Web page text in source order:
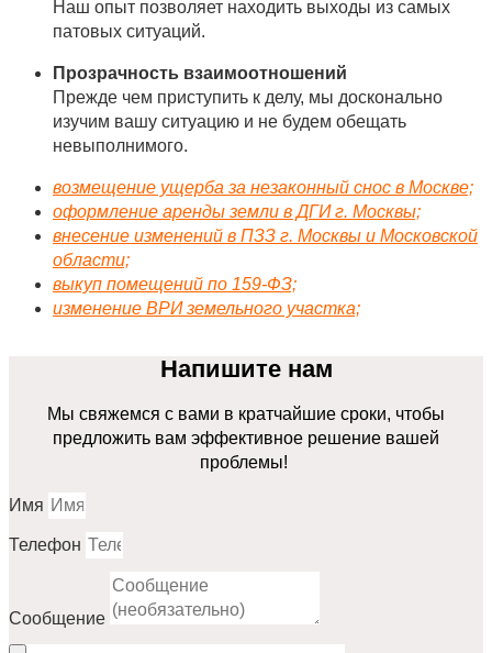
Наш опыт позволяет находить выходы из самых
патовых ситуаций.
Прозрачность взаимоотношений
Прежде чем приступить к делу, мы досконально
изучим вашу ситуацию и не будем обещать
невыполнимого.
возмещение ущерба за незаконный снос в Москве;
оформление аренды земли в ДГИ г. Москвы;
внесение изменений в ПЗЗ г. Москвы и Московской
области;
выкуп помещений по 159-ФЗ;
изменение ВРИ земельного участка;
Напишите нам
Мы свяжемся с вами в кратчайшие сроки, чтобы
предложить вам эффективное решение вашей
проблемы!
Имя
Телефон
Сообщение